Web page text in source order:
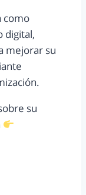
como
digital,
mejorar su
su